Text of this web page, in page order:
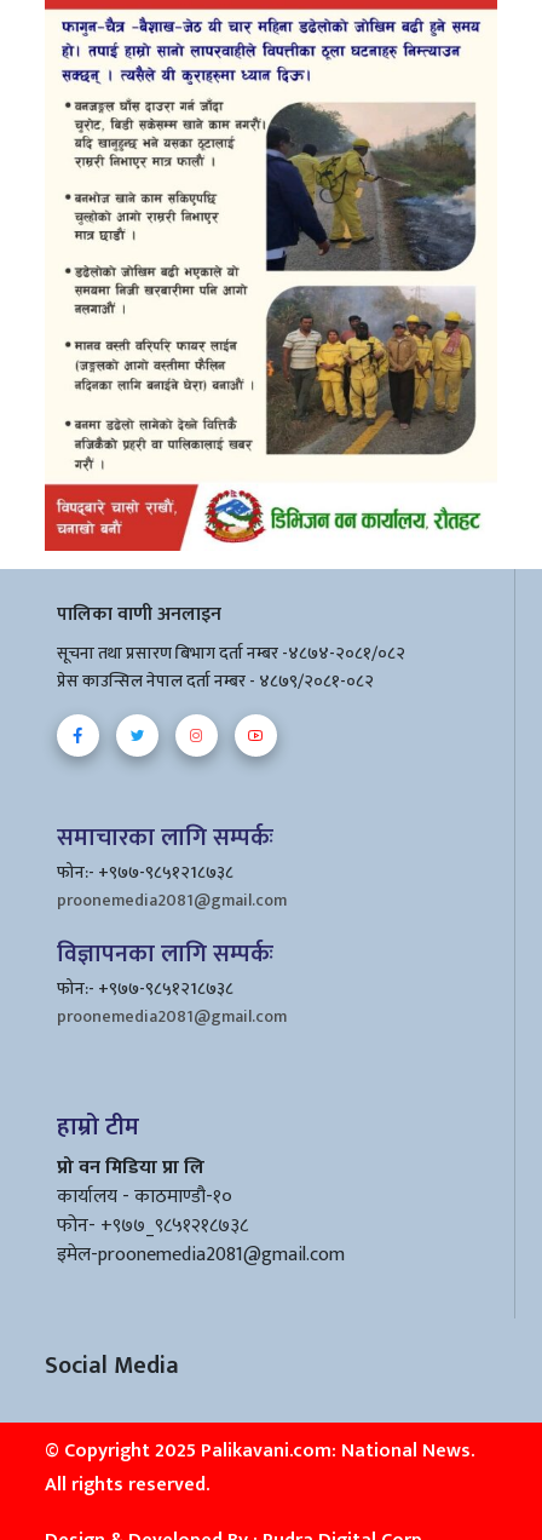
पालिका वाणी अनलाइन
सूचना तथा प्रसारण बिभाग दर्ता नम्बर -४८७४-२०८१/०८२
प्रेस काउन्सिल नेपाल दर्ता नम्बर - ४८७९/२०८१-०८२
समाचारका लागि सम्पर्कः
फोन:- +९७७-९८५१२1८७३८
proonemedia2081@gmail.com
विज्ञापनका लागि सम्पर्कः
फोन:- +९७७-९८५१२1८७३८
proonemedia2081@gmail.com
हाम्रो टीम
प्रो वन मिडिया प्रा लि
कार्यालय - काठमाण्डौ-१०
फोन- +९७७_९८५१२१८७३८
इमेल-proonemedia2081@gmail.com
Social Media
© Copyright 2025 Palikavani.com: National News.
All rights reserved.